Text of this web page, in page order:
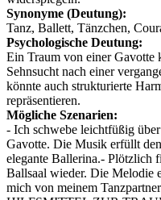
Synonyme (Deutung):
Tanz, Ballett, Tänzchen,
Psychologische Deutung:
Ein Traum von einer Gavotte
Sehnsucht nach einer
könnte auch strukturierte
repräsentieren.
Mögliche Szenarien:
- Ich schwebe leichtfüßig
Gavotte. Die Musik erfüllt
elegante Ballerina.- Plötzlich
Ballsaal wieder. Die Melodie
mich von meinem